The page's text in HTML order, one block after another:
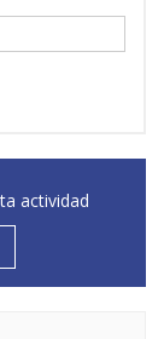
la información de esta actividad